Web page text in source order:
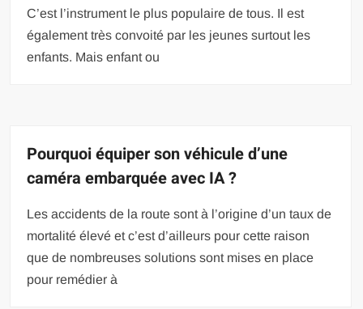
C’est l’instrument le plus populaire de tous. Il est
également très convoité par les jeunes surtout les
enfants. Mais enfant ou
Pourquoi équiper son véhicule d’une
caméra embarquée avec IA ?
Les accidents de la route sont à l’origine d’un taux de
mortalité élevé et c’est d’ailleurs pour cette raison
que de nombreuses solutions sont mises en place
pour remédier à